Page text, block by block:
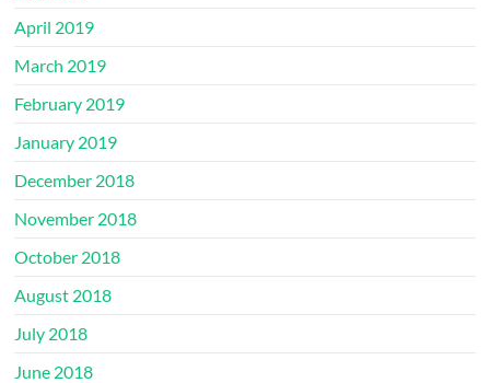
April 2019
March 2019
February 2019
January 2019
December 2018
November 2018
October 2018
August 2018
July 2018
June 2018